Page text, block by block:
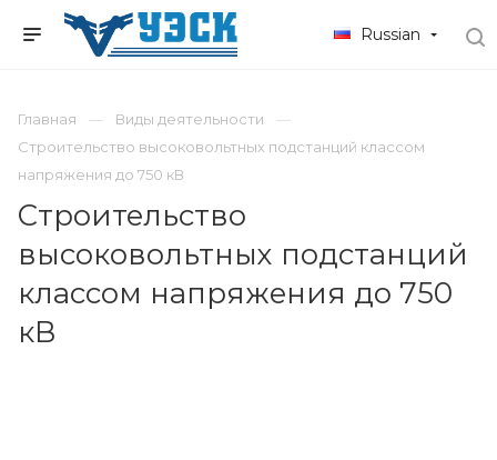
Russian
Главная
Виды деятельности
Строительство высоковольтных подстанций классом
напряжения до 750 кВ
Строительство
высоковольтных подстанций
классом напряжения до 750
кВ